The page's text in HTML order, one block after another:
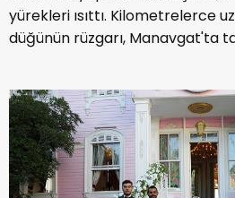
yürekleri ısıttı. Kilometrelerce
düğünün rüzgarı, Manavgat'ta